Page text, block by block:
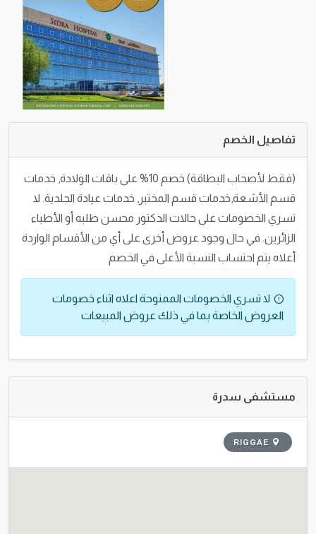
تفاصيل الخصم
(فقط لأصحاب البطاقة) خصم 10% على باقات الولادة, خدمات
قسم الأشعة,خدمات قسم المختبر, خدمات عيادة الجلدية. لا
تسري الخصومات على حالات الدكتور محسن طلبه أو الأطباء
الزائرين. في حال وجود عروض أخرى على أي من الأقسام الواردة
أعلاه يتم احتساب النسبة الأعلى في الخصم
لا تسري الخصومات الممنوحة اعلاه اثناء خصومات
العروض الخاصة بما في ذلك عروض المبيعات
مستشفى سدرة
RIGGAE